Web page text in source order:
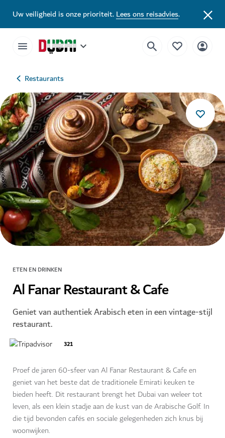
Uw veiligheid is onze prioriteit.Lees ons reisadvies.
Restaurants
ETEN EN DRINKEN
Al Fanar Restaurant & Cafe
Geniet van authentiek Arabisch eten in een vintage-stijl
restaurant.
321
Proef de jaren 60-sfeer van Al Fanar Restaurant & Cafe en
geniet van het beste dat de traditionele Emirati keuken te
bieden heeft. Dit restaurant brengt het Dubai van weleer tot
leven, als een klein stadje aan de kust van de Arabische Golf. In
die tijd bevonden cafés en sociale gelegenheden zich knus bij
woonwijken.